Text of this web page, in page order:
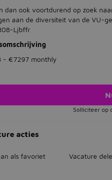
dan ook voortdurend op zoek
aan de diversiteit van de VU-
Ljbffr
- €7297 monthly
Solliciteer op
acties
als favoriet Vacature